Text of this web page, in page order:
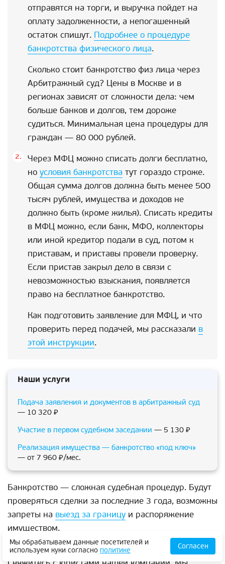
отправятся на торги, и выручка пойдет на
оплату задолженности, а непогашенный
остаток спишут. Подробнее о процедуре
банкротства физического лица.
Сколько стоит банкротство физ лица через
Арбитражный суд? Цены в Москве и в
регионах зависят от сложности дела: чем
больше банков и долгов, тем дороже
судиться. Минимальная цена процедуры для
граждан — 80 000 рублей.
Через МФЦ можно списать долги бесплатно,
но условия банкротства тут гораздо строже.
Общая сумма долгов должна быть менее 500
тысяч рублей, имущества и доходов не
должно быть (кроме жилья). Списать кредиты
в МФЦ можно, если банк, МФО, коллекторы
или иной кредитор подали в суд, потом к
приставам, и приставы провели проверку.
Если пристав закрыл дело в связи с
невозможностью взыскания, появляется
право на бесплатное банкротство.
Как подготовить заявление для МФЦ, и что
проверить перед подачей, мы рассказали в
этой инструкции.
Наши услуги
Подача заявления и документов в арбитражный суд
— 10 320 ₽
Участие в первом судебном заседании — 5 130 ₽
Реализация имущества — банкротство «под ключ»
— от 7 960 ₽/мес.
Банкротство — сложная судебная процедур. Будут
проверяться сделки за последние 3 года, возможны
запреты на выезд за границу и распоряжение
имуществом.
Хотите узнать, можно ли списать долг по кредиту?
Мы обрабатываем данные посетителей и
используем куки согласно политике Согласен